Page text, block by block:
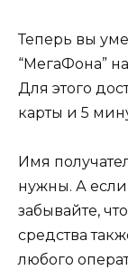
Теперь вы
“МегаФона”
Для этого
карты и 5
Имя
нужны. А
забывайте,
средства
любого